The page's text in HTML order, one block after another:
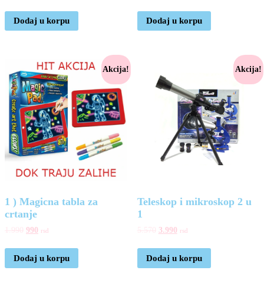
Dodaj u korpu Dodaj u korpu
Akcija!
1 ) Magicna tabla za
crtanje
990 rsd
Dodaj u korpu
Akcija!
Teleskop i mikroskop 2 u
1
3.990 rsd
Dodaj u korpu